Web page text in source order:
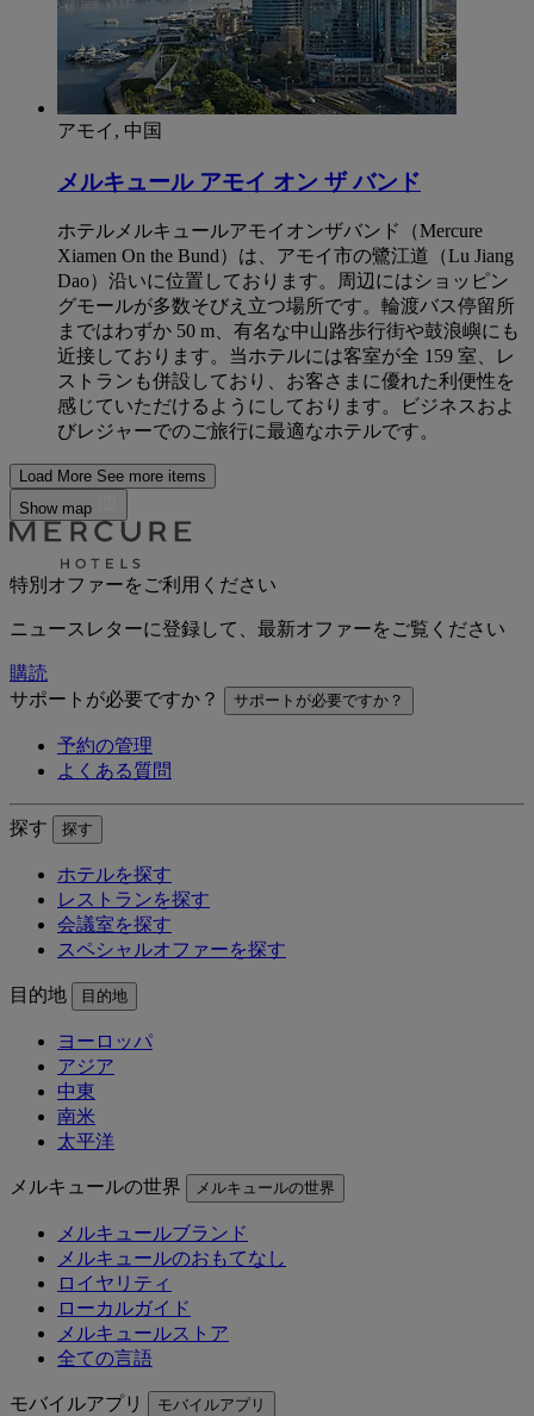
アモイ, 中国
メルキュール アモイ オン ザ バンド
ホテルメルキュールアモイオンザバンド（Mercure
Xiamen On the Bund）は、アモイ市の鷺江道（Lu Jiang
Dao）沿いに位置しております。周辺にはショッピン
グモールが多数そびえ立つ場所です。輪渡バス停留所
まではわずか 50 m、有名な中山路歩行街や鼓浪嶼にも
近接しております。当ホテルには客室が全 159 室、レ
ストランも併設しており、お客さまに優れた利便性を
感じていただけるようにしております。ビジネスおよ
びレジャーでのご旅行に最適なホテルです。
Load More See more items
Show map
特別オファーをご利用ください
ニュースレターに登録して、最新オファーをご覧ください
購読
サポートが必要ですか？
サポートが必要ですか？
予約の管理
よくある質問
探す 探す
ホテルを探す
レストランを探す
会議室を探す
スペシャルオファーを探す
目的地 目的地
ヨーロッパ
アジア
中東
南米
太平洋
メルキュールの世界 メルキュールの世界
メルキュールブランド
メルキュールのおもてなし
ロイヤリティ
ローカルガイド
メルキュールストア
全ての言語
モバイルアプリ モバイルアプリ